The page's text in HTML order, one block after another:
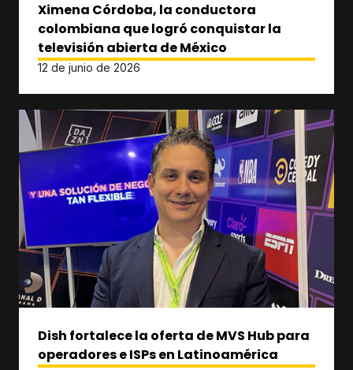
Ximena Córdoba, la conductora
colombiana que logró conquistar la
televisión abierta de México
12 de junio de 2026
Dish fortalece la oferta de MVS Hub para
operadores e ISPs en Latinoamérica